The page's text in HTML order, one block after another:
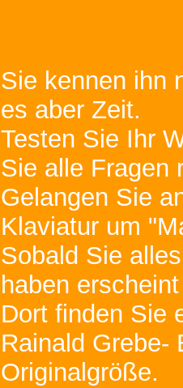
Sie kennen ihn
es aber Zeit.
Testen Sie Ihr
Sie alle Fragen
Gelangen Sie
Klaviatur um
Sobald Sie
haben
Dort finden Sie
Rainald Grebe-
Originalgröße.